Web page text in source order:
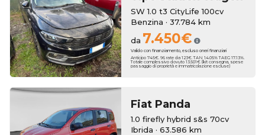
SW 1.0 t3 CityLife 100cv
Benzina · 37.784 km
da 7.450€
Valido con finanziamento, escluso oneri finanziari
Anticipo 745€. 96 rate da 123€. TAN 14.05% TAEG 17.13%.
Totale complessivo dovuto 13.501€ (kit consegna, spese
passaggio di proprietà e immatricolazione escluse)
Fiat Panda
1.0 firefly hybrid s&s 70cv
Ibrida · 63.586 km